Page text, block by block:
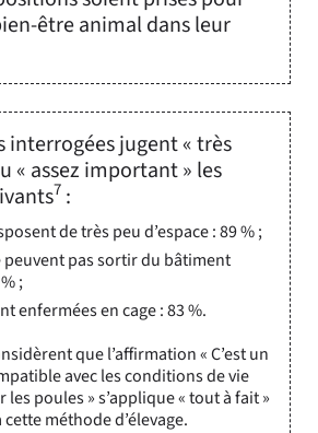
être animal dans leur
interrogées jugent « très
« assez important » les
7 :
de très peu d’espace : 89 % ;
peuvent pas sortir du bâtiment
;
enfermées en cage : 83 %.
que l’affirmation « C’est un
avec les conditions de vie
poules » s’applique « tout à fait »
méthode d’élevage.